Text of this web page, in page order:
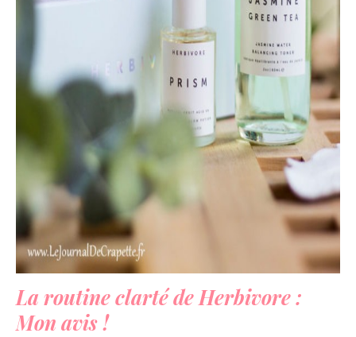
La routine clarté de Herbivore :
Mon avis !